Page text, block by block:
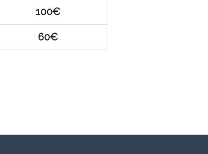
100€
60€